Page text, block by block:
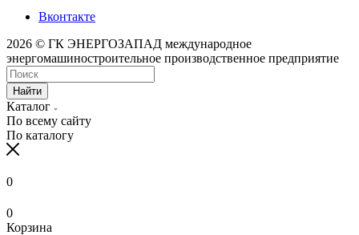
Вконтакте
2026 © ГК ЭНЕРГОЗАПАД международное
энергомашиностроительное производственное предприятие
Найти
Каталог
По всему сайту
По каталогу
0
0
Корзина